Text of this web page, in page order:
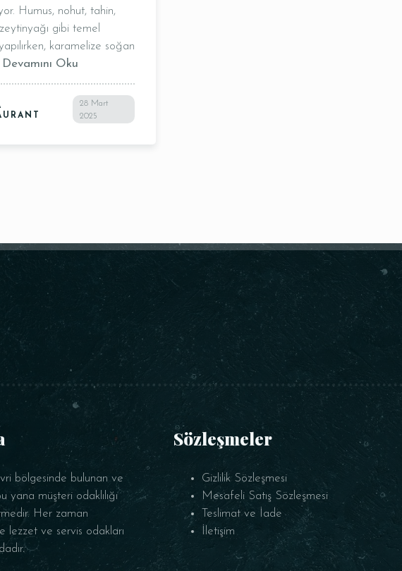
Humus, nohut, tahin,
gibi temel
karamelize soğan
Devamını Oku
28 Mart
2025
bölgesinde bulunan ve
yana müşteri odaklılığı
Her zaman
lezzet ve servis odakları
Sözleşmeler
Gizlilik Sözleşmesi
Mesafeli Satış Sözleşmesi
Teslimat ve İade
İletişim
REZERVE ET